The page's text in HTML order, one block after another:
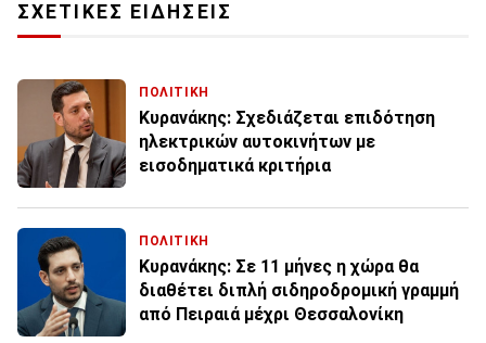
ΣΧΕΤΙΚΕΣ ΕΙΔΗΣΕΙΣ
ΠΟΛΙΤΙΚΗ
Κυρανάκης: Σχεδιάζεται επιδότηση
ηλεκτρικών αυτοκινήτων με
εισοδηματικά κριτήρια
ΠΟΛΙΤΙΚΗ
Κυρανάκης: Σε 11 μήνες η χώρα θα
διαθέτει διπλή σιδηροδρομική γραμμή
από Πειραιά μέχρι Θεσσαλονίκη